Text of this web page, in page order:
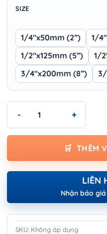
SIZE
1/4"x50mm (2”)
1/
1/2"x125mm (5”)
1/
3/4"x200mm (8”)
3/
THÊM
LIÊN
Nhận báo
SKU: Không áp dụng